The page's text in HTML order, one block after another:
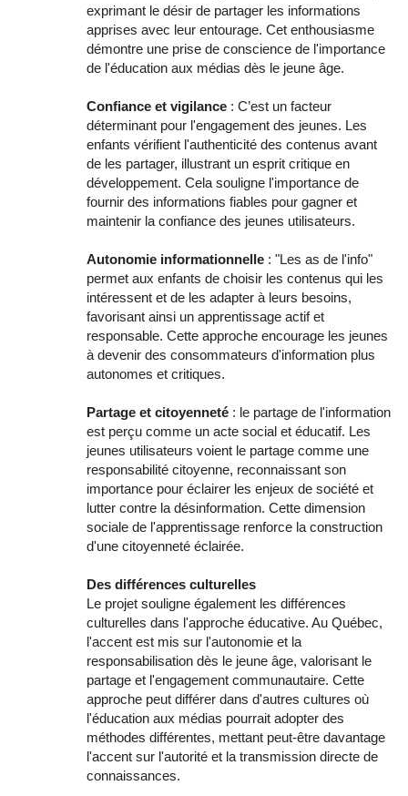
exprimant le désir de partager les informations
apprises avec leur entourage. Cet enthousiasme
démontre une prise de conscience de l'importance
de l'éducation aux médias dès le jeune âge.
Confiance et vigilance : C’est un facteur
déterminant pour l'engagement des jeunes. Les
enfants vérifient l'authenticité des contenus avant
de les partager, illustrant un esprit critique en
développement. Cela souligne l'importance de
fournir des informations fiables pour gagner et
maintenir la confiance des jeunes utilisateurs.
Autonomie informationnelle : "Les as de l'info"
permet aux enfants de choisir les contenus qui les
intéressent et de les adapter à leurs besoins,
favorisant ainsi un apprentissage actif et
responsable. Cette approche encourage les jeunes
à devenir des consommateurs d'information plus
autonomes et critiques.
Partage et citoyenneté : le partage de l'information
est perçu comme un acte social et éducatif. Les
jeunes utilisateurs voient le partage comme une
responsabilité citoyenne, reconnaissant son
importance pour éclairer les enjeux de société et
lutter contre la désinformation. Cette dimension
sociale de l'apprentissage renforce la construction
d'une citoyenneté éclairée.
Des différences culturelles
Le projet souligne également les différences
culturelles dans l'approche éducative. Au Québec,
l'accent est mis sur l'autonomie et la
responsabilisation dès le jeune âge, valorisant le
partage et l'engagement communautaire. Cette
approche peut différer dans d'autres cultures où
l'éducation aux médias pourrait adopter des
méthodes différentes, mettant peut-être davantage
l'accent sur l'autorité et la transmission directe de
connaissances.